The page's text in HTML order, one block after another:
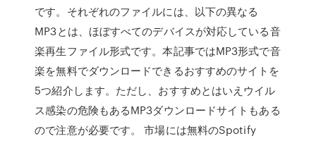
です。それぞれのファイルには、以下の異なる
MP3とは、ほぼすべてのデバイスが対応している音
楽再生ファイル形式です。本記事ではMP3形式で音
楽を無料でダウンロードできるおすすめのサイトを
5つ紹介します。ただし、おすすめとはいえウイル
ス感染の危険もあるMP3ダウンロードサイトもある
ので注意が必要です。 市場には無料のSpotify